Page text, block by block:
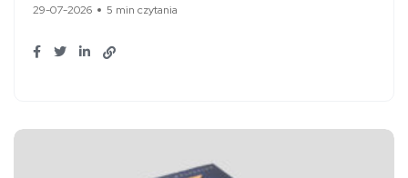
29-07-2026 5 min czytania